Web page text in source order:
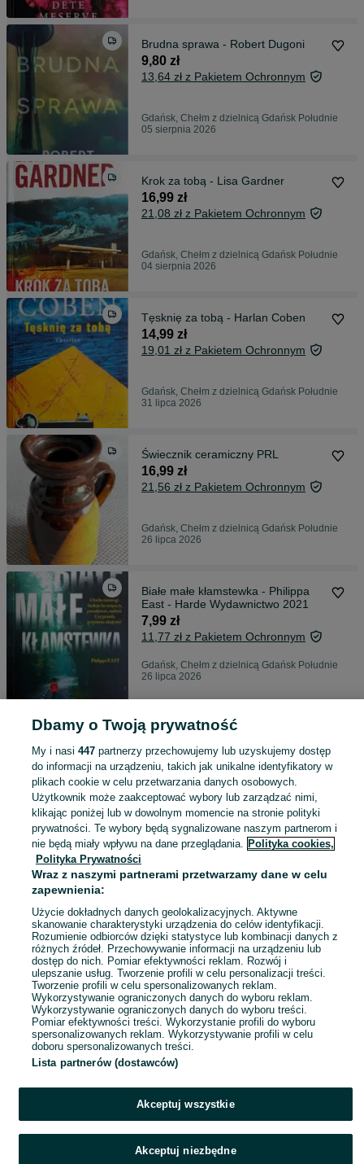
Brudna sprawa - Robert Dugoni
9,80 zł
13,64 zł z Pakietem Ochronnym
Gdańsk, Chełm z dzielnicą Gdańsk Południe
05 sierpnia 2026
Krok za tobą - Lisa Gardner
16,99 zł
21,08 zł z Pakietem Ochronnym
Gdańsk, Chełm z dzielnicą Gdańsk Południe
04 sierpnia 2026
Tęsknię za tobą - Harlan Coben
14,99 zł
19,01 zł z Pakietem Ochronnym
Gdańsk, Chełm z dzielnicą Gdańsk Południe
31 lipca 2026
Świecznik ceramiczny PRL
16,99 zł
21,56 zł z Pakietem Ochronnym
Gdańsk, Chełm z dzielnicą Gdańsk Południe
26 lipca 2026
Białe małe kłamstewka - Philippa
East - Harde Wydawnictwo 2021
7,99 zł
11,77 zł z Pakietem Ochronnym
Gdańsk, Chełm z dzielnicą Gdańsk Południe
26 lipca 2026
The Hound of The Baskervilles - Sir
6,99 zł
10,73 zł z Pakietem Ochronnym
Gdańsk, Chełm z dzielnicą Gdańsk Południe
26 lipca 2026
Jastrzębski
23,06 zł z Pakietem Ochronnym
Gdańsk, Chełm z dzielnicą Gdańsk Południe
21 lipca 2026
1 2
Dbamy o Twoją prywatność
My i nasi 447partnerzy przechowujemy lub uzyskujemy dostęp
do informacji na urządzeniu, takich jak unikalne identyfikatory w
plikach cookie w celu przetwarzania danych osobowych.
Użytkownik może zaakceptować wybory lub zarządzać nimi,
klikając poniżej lub w dowolnym momencie na stronie polityki
prywatności. Te wybory będą sygnalizowane naszym partnerom i
nie będą miały wpływu na dane przeglądania. Polityka cookies,
Polityka Prywatności
Wraz z naszymi partnerami przetwarzamy dane w celu
zapewnienia:
Użycie dokładnych danych geolokalizacyjnych. Aktywne
skanowanie charakterystyki urządzenia do celów identyfikacji.
Rozumienie odbiorców dzięki statystyce lub kombinacji danych z
różnych źródeł. Przechowywanie informacji na urządzeniu lub
dostęp do nich. Pomiar efektywności reklam. Rozwój i
ulepszanie usług. Tworzenie profili w celu personalizacji treści.
Tworzenie profili w celu spersonalizowanych reklam.
Wykorzystywanie ograniczonych danych do wyboru reklam.
Wykorzystywanie ograniczonych danych do wyboru treści.
Pomiar efektywności treści. Wykorzystanie profili do wyboru
spersonalizowanych reklam. Wykorzystywanie profili w celu
doboru spersonalizowanych treści.
Lista partnerów (dostawców)
Akceptuj wszystkie
Akceptuj niezbędne